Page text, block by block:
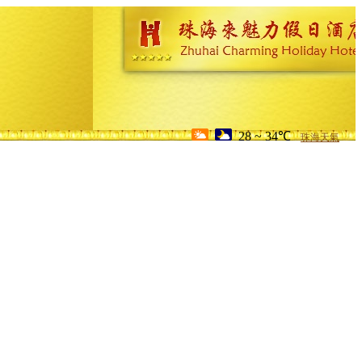
28 ~ 34℃ 珠海天氣